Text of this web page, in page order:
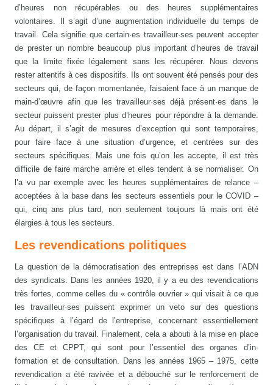
d’heures non récupérables ou des heures supplémentaires
volontaires. Il s’agit d’une augmentation individuelle du temps de
travail. Cela signifie que certain·es travailleur·ses peuvent accepter
de prester un nombre beaucoup plus important d’heures de travail
que la limite fixée légalement sans les récupérer. Nous devons
rester attentifs à ces dispositifs. Ils ont souvent été pensés pour des
secteurs qui, de façon momentanée, faisaient face à un manque de
main-d’œuvre afin que les travailleur·ses déjà présent·es dans le
secteur puissent prester plus d’heures pour répondre à la demande.
Au départ, il s’agit de mesures d’exception qui sont temporaires,
pour faire face à une situation d’urgence, et centrées sur des
secteurs spécifiques. Mais une fois qu’on les accepte, il est très
difficile de faire marche arrière et elles tendent à se normaliser. On
l’a vu par exemple avec les heures supplémentaires de relance –
acceptées à la base dans les secteurs essentiels pour le COVID –
qui, cinq ans plus tard, non seulement toujours là mais ont été
élargies à tous les secteurs.
Les revendications politiques
La question de la démocratisation des entreprises est dans l’ADN
des syndicats. Dans les années 1920, il y a eu des revendications
très fortes, comme celles du « contrôle ouvrier » qui visait à ce que
les travailleur·ses puissent exprimer un veto sur des questions
spécifiques à l’égard de l’entreprise, concernant essentiellement
l’organisation du travail. Finalement, cela a abouti à la mise en place
des CE et CPPT, qui sont pour l’essentiel des organes d’in-
formation et de consultation. Dans les années 1965 – 1975, cette
revendication a été ravivée et a débouché sur le renforcement de